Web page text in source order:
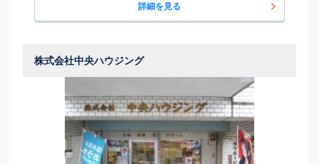
詳細を見る
株式会社中央ハウジング